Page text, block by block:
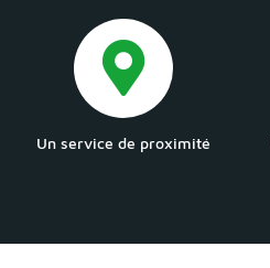
Un service de proximité